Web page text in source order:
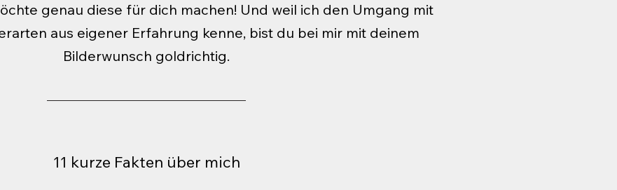
genau diese für dich machen! Und weil ich den Umgang mit
aus eigener Erfahrung kenne, bist du bei mir mit deinem
Bilderwunsch goldrichtig.
11 kurze Fakten über mich